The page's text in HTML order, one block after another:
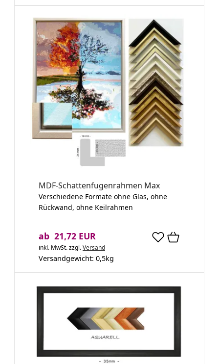
MDF-Schattenfugenrahmen Max
Verschiedene Formate ohne Glas, ohne
Rückwand, ohne Keilrahmen
ab 21,72 EUR
inkl. MwSt.zzgl.Versand
Versandgewicht: 0,5kg